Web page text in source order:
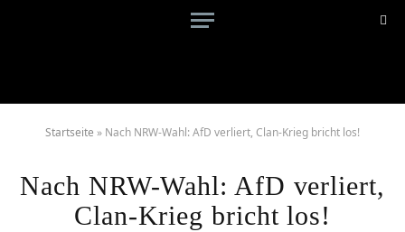
Startseite » Nach NRW-Wahl: AfD verliert, Clan-Krieg bricht los!
Nach NRW-Wahl: AfD verliert,
Clan-Krieg bricht los!